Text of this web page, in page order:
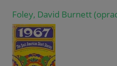
Foley, David Burnett